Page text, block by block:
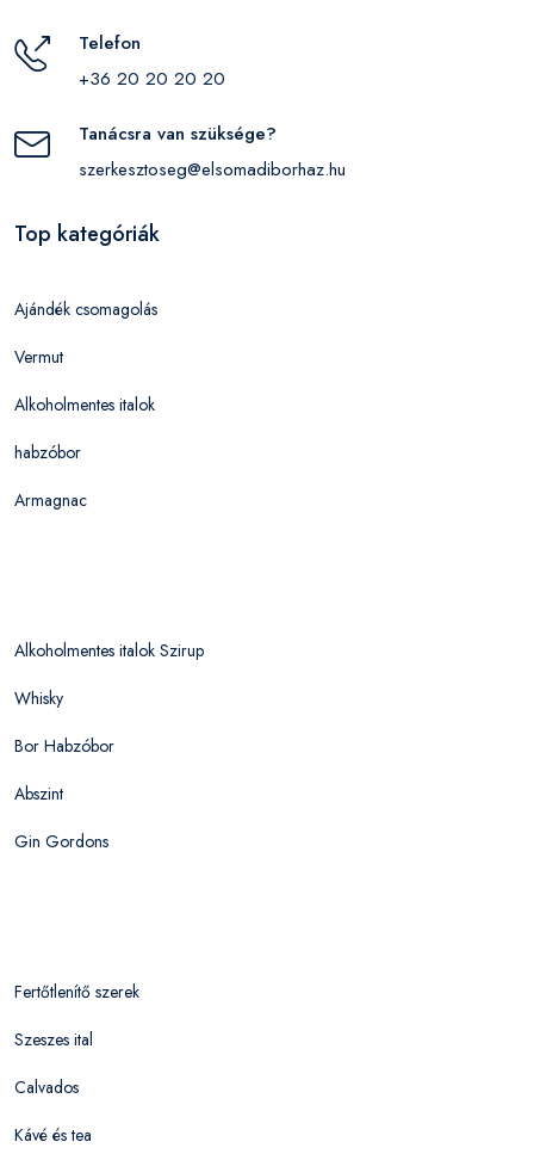
Telefon
+36 20 20 20 20
Tanácsra van szüksége?
szerkesztoseg@elsomadiborhaz.hu
Top kategóriák
Ajándék csomagolás
Vermut
Alkoholmentes italok
habzóbor
Armagnac
Alkoholmentes italok Szirup
Whisky
Bor Habzóbor
Abszint
Gin Gordons
Fertőtlenítő szerek
Szeszes ital
Calvados
Kávé és tea